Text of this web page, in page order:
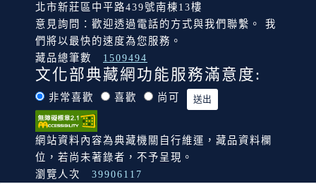
北市新莊區中平路439號南棟13樓
意見詢問：歡迎透過電話的方式與我們聯繫。 我
們將以最快的速度為您服務。
藏品總筆數
1509494
文化部典藏網功能服務滿意度:
非常喜歡 喜歡 尚可
網站資料內容為典藏機關自行維運，藏品資料欄
位，若尚未著錄者，不予呈現。
瀏覽人次
39906117